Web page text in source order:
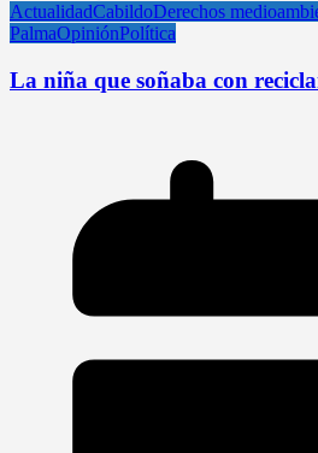
ActualidadCabildoDerechos
PalmaOpiniónPolítica
La niña que soñaba con